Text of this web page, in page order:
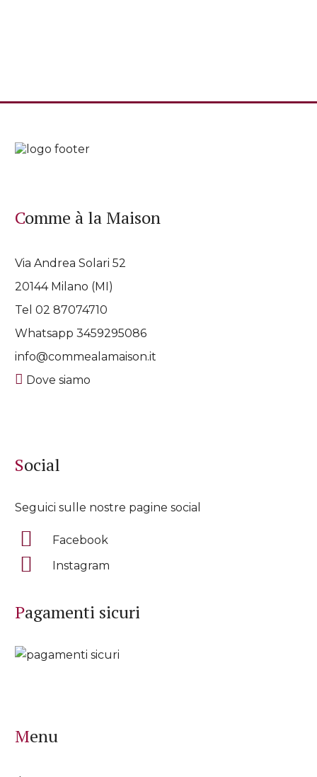
Comme à la Maison
Via Andrea Solari 52
20144 Milano (MI)
Tel 02 87074710
Whatsapp3459295086
info@commealamaison.it
Dove siamo
Social
Seguici sulle nostre pagine social
Facebook
Instagram
Pagamenti sicuri
Menu